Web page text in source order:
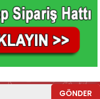
GÖNDER